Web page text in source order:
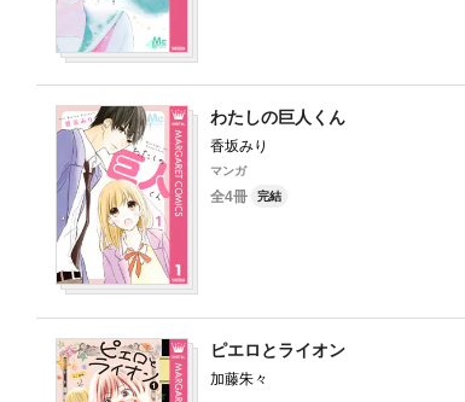
わたしの巨人くん
香坂みり
マンガ
全4冊
完結
ピエロとライオン
加藤朱々